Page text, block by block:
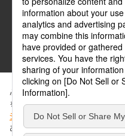
ABJマークは、この電子書店・電子書籍
得た正規版配信サービスであることを
ぶんか社が運営するサイトでは
を使用しています。 当社の
シー
」をご覧ください。当サイト
ありません。